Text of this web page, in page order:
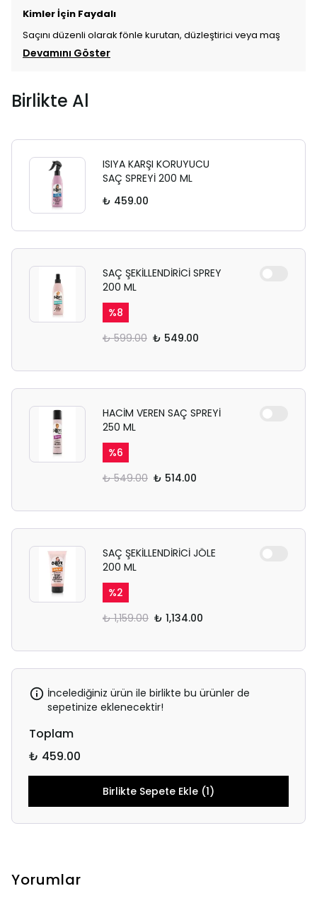
Kimler İçin Faydalı
Saçını düzenli olarak fönle kurutan, düzleştirici veya maş
Devamını Göster
Birlikte Al
ISIYA KARŞI KORUYUCU
SAÇ SPREYİ 200 ML
₺ 459.00
SAÇ ŞEKİLLENDİRİCİ SPREY
200 ML
%8
₺ 599.00 ₺ 549.00
HACİM VEREN SAÇ SPREYİ
250 ML
%6
₺ 549.00 ₺ 514.00
SAÇ ŞEKİLLENDİRİCİ JÖLE
200 ML
%2
₺ 1,159.00 ₺ 1,134.00
İncelediğiniz ürün ile birlikte bu ürünler de
sepetinize eklenecektir!
Toplam
₺ 459.00
Birlikte Sepete Ekle (1)
Yorumlar